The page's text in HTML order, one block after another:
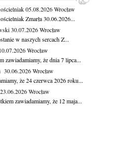
05.08.2026Wrocław
Zmarła 30.06.2026...
30.07.2026Wrocław
w naszych sercach Z...
10.07.2026Wrocław
zawiadamiamy, że dnia 7 lipca...
30.06.2026Wrocław
że 24 czerwca 2026 roku...
23.06.2026Wrocław
zawiadamiamy, że 12 maja...